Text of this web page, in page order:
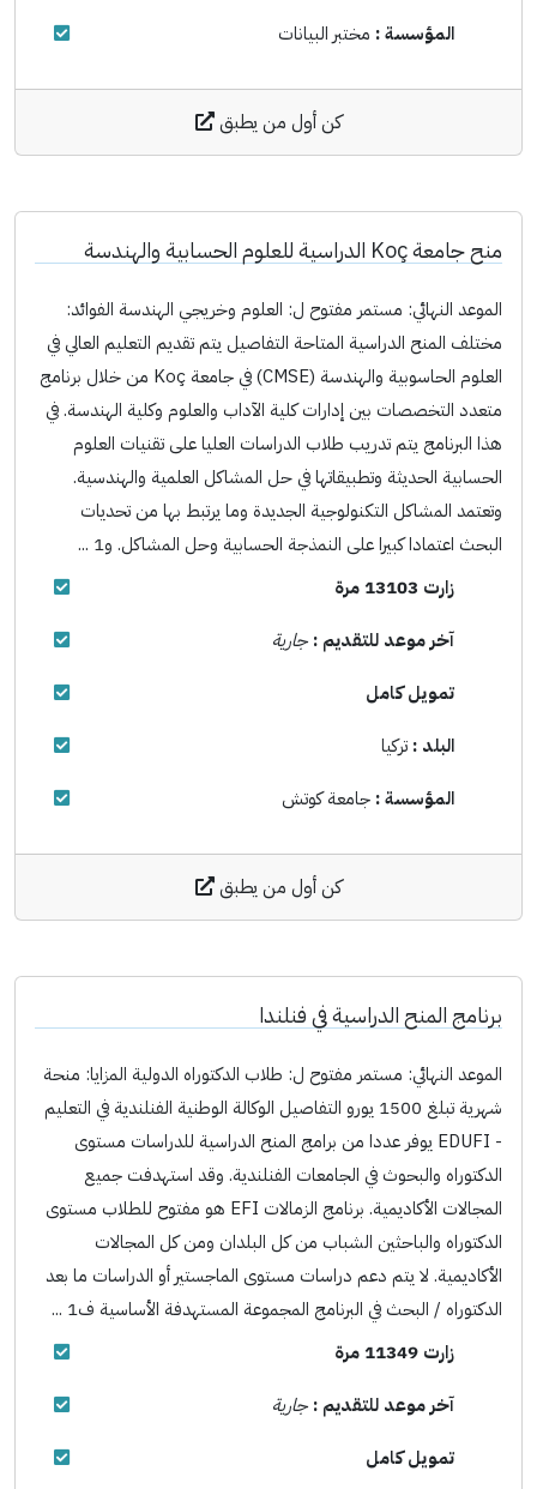
المؤسسة : مختبر البيانات
كن أول من يطبق
منح جامعة Koç الدراسية للعلوم الحسابية والهندسة
الموعد النهائي: مستمر مفتوح ل: العلوم وخريجي الهندسة الفوائد:
مختلف المنح الدراسية المتاحة التفاصيل يتم تقديم التعليم العالي في
العلوم الحاسوبية والهندسة (CMSE) في جامعة Koç من خلال برنامج
متعدد التخصصات بين إدارات كلية الآداب والعلوم وكلية الهندسة. في
هذا البرنامج يتم تدريب طلاب الدراسات العليا على تقنيات العلوم
الحسابية الحديثة وتطبيقاتها في حل المشاكل العلمية والهندسية.
وتعتمد المشاكل التكنولوجية الجديدة وما يرتبط بها من تحديات
البحث اعتمادا كبيرا على النمذجة الحسابية وحل المشاكل. و1 ...
زارت 13103 مرة
آخر موعد للتقديم : جارية
تمويل كامل
البلد : تركيا
المؤسسة : جامعة كوتش
كن أول من يطبق
برنامج المنح الدراسية في فنلندا
الموعد النهائي: مستمر مفتوح ل: طلاب الدكتوراه الدولية المزايا: منحة
شهرية تبلغ 1500 يورو التفاصيل الوكالة الوطنية الفنلندية في التعليم
- EDUFI يوفر عددا من برامج المنح الدراسية للدراسات مستوى
الدكتوراه والبحوث في الجامعات الفنلندية. وقد استهدفت جميع
المجالات الأكاديمية. برنامج الزمالات EFI هو مفتوح للطلاب مستوى
الدكتوراه والباحثين الشباب من كل البلدان ومن كل المجالات
الأكاديمية. لا يتم دعم دراسات مستوى الماجستير أو الدراسات ما بعد
الدكتوراه / البحث في البرنامج المجموعة المستهدفة الأساسية ف1 ...
زارت 11349 مرة
آخر موعد للتقديم : جارية
تمويل كامل